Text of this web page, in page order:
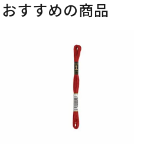
すすめの商品